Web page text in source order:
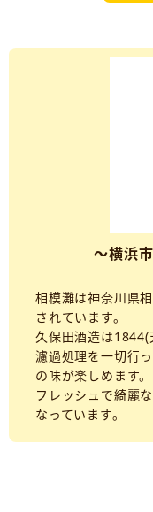
～横浜
相模灘は神奈川県
されています。
久保田酒造は1844(
濾過処理を一切行
の味が楽しめます。
フレッシュで綺麗
なっています。